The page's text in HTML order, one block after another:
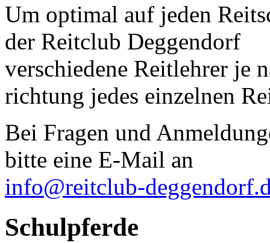
Um optimal auf jeden
der Reitclub Deggendorf
verschiedene Reitlehrer je
richtung jedes einzelnen
Bei Fragen und
bitte eine E-Mail an
info@reitclub-
Schulpferde